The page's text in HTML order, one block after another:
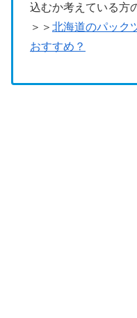
込むか考えている方
＞＞ 北海道のパック
おすすめ？